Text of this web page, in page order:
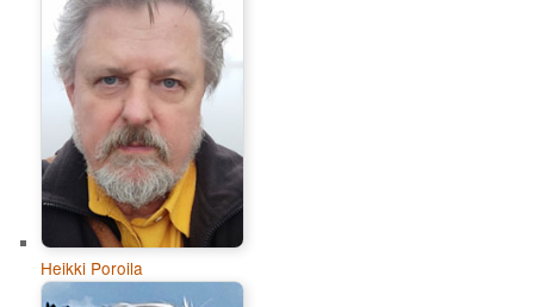
Heikki Poroila